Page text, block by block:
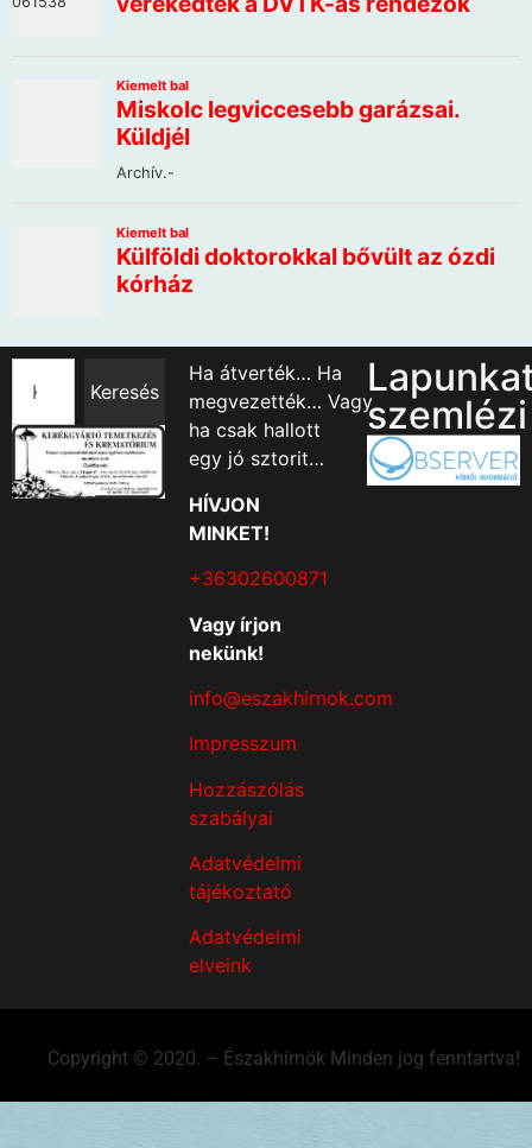
Keresés
Ha átverték… Ha
megvezették… Vagy
ha csak hallott
egy jó sztorit…
HÍVJON
MINKET!
+36302600871
Vagy írjon
nekünk!
info@eszakhirnok.com
Impresszum
Hozzászólás
szabályai
Adatvédelmi
tájékoztató
Adatvédelmi
elveink
szemlézi
Copyright © 2020. – Északhírnök Minden jog fenntartva!